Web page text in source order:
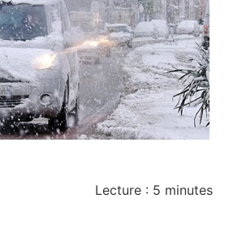
Lecture : 5 minutes